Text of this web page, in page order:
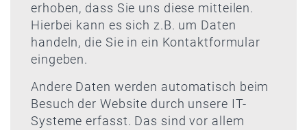
erhoben, dass Sie uns diese mitteilen.
Hierbei kann es sich z.B. um Daten
handeln, die Sie in ein Kontaktformular
eingeben.
Andere Daten werden automatisch beim
Besuch der Website durch unsere IT-
Systeme erfasst. Das sind vor allem